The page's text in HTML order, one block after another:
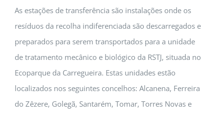
As estações de transferência são instalações onde os
resíduos da recolha indiferenciada são descarregados e
preparados para serem transportados para a unidade
de tratamento mecânico e biológico da RSTJ, situada no
Ecoparque da Carregueira. Estas unidades estão
localizados nos seguintes concelhos: Alcanena, Ferreira
do Zêzere, Golegã, Santarém, Tomar, Torres Novas e